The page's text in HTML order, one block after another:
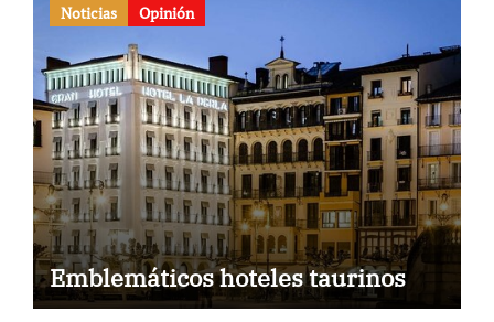
Noticias Opinión
Emblemáticos hoteles taurinos